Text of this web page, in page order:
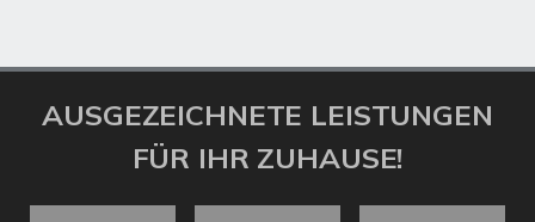
AUSGEZEICHNETE LEISTUNGEN
FÜR IHR ZUHAUSE!